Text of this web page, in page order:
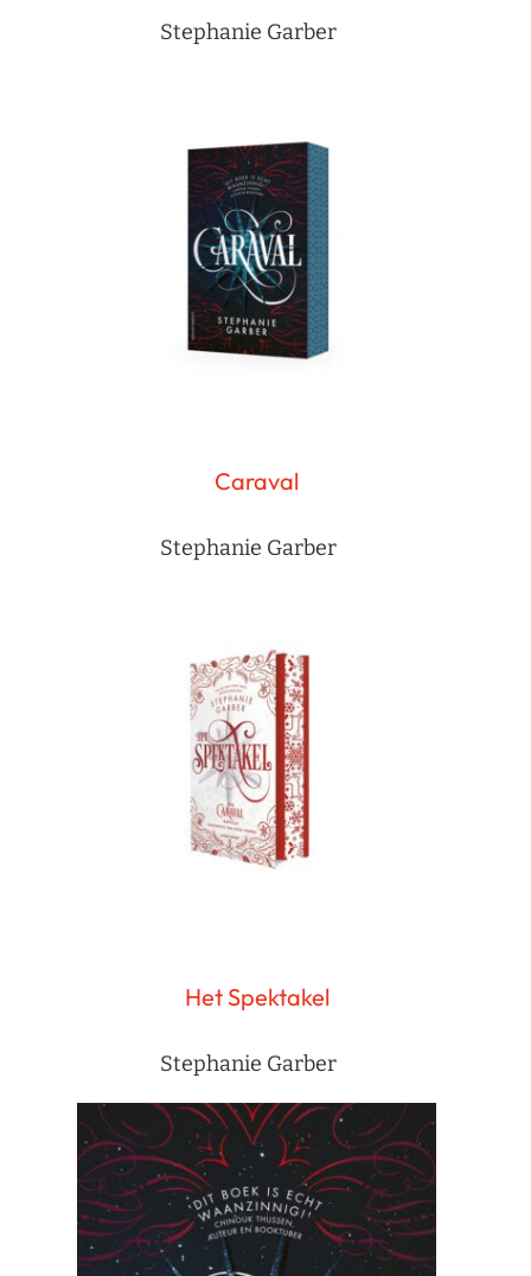
Stephanie Garber
Caraval
Stephanie Garber
Het Spektakel
Stephanie Garber